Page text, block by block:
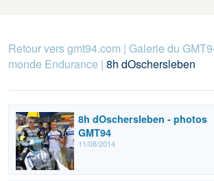
Retour vers gmt94.com | Galerie du
monde Endurance | 8h dOschersleben
8h dOschersleben - photos
GMT94
11/08/2014